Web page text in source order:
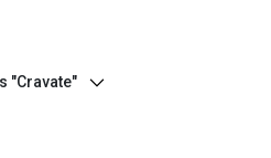
"Cravate"